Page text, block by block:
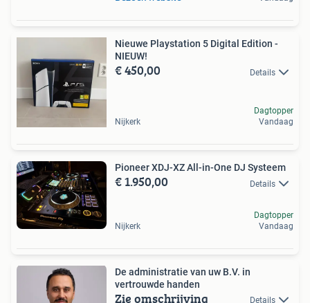
Nieuwe Playstation 5 Digital Edition -
NIEUW!
€ 450,00 Details
Nijkerk
Dagtopper
Vandaag
Pioneer XDJ-XZ All-in-One DJ Systeem
€ 1.950,00 Details
Nijkerk
Dagtopper
Vandaag
De administratie van uw B.V. in
vertrouwde handen
Zie omschrijving Details